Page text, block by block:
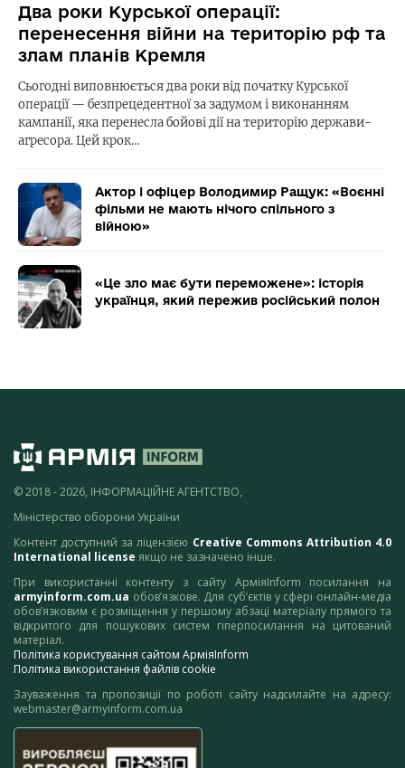
Два роки Курської операції:
перенесення війни на територію рф та
злам планів Кремля
Сьогодні виповнюється два роки від початку Курської
операції — безпрецедентної за задумом і виконанням
кампанії, яка перенесла бойові дії на територію держави-
агресора. Цей крок…
Актор і офіцер Володимир Ращук: «Воєнні
фільми не мають нічого спільного з
війною»
«Це зло має бути переможене»: історія
українця, який пережив російський полон
© 2018 - 2026, ІНФОРМАЦІЙНЕ АГЕНТСТВО,
Міністерство оборони України
Контент доступний за ліцензією Creative Commons Attribution 4.0
International license якщо не зазначено інше.
При використанні контенту з сайту АрміяInform посилання на
armyinform.com.ua обов’язкове. Для суб’єктів у сфері онлайн-медіа
обов’язковим є розміщення у першому абзаці матеріалу прямого та
відкритого для пошукових систем гіперпосилання на цитований
матеріал.
Політика користування сайтом АрміяInform
Політика використання файлів cookie
Зауваження та пропозиції по роботі сайту надсилайте на адресу:
webmaster@armyinform.com.ua